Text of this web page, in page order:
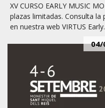
XV CURSO EARLY MUSIC
plazas limitadas. Consulta
en nuestra web VIRTUS
04/